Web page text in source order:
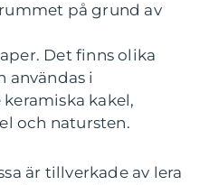
på grund av
Det finns olika
användas i
kakel,
och natursten.
är tillverkade av lera